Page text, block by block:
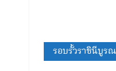
รอบรั้วราชินีบูร